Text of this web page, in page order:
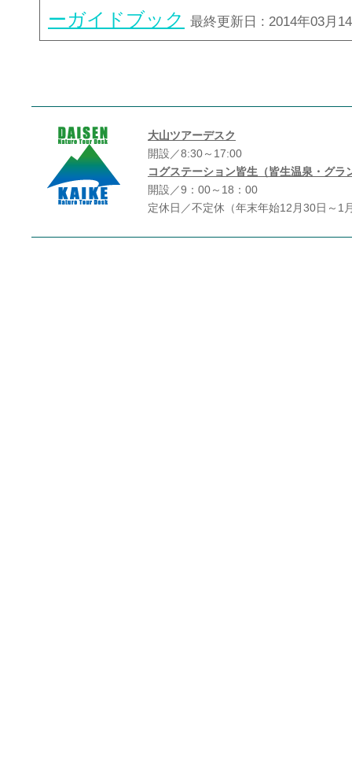
ーガイドブック 最終更新日 : 2014年03月
大山ツアーデスク
開設／8:30～17:00
コグステーション皆生（皆生温泉・グラ
開設／9：00～18：00
定休日／不定休（年末年始12月30日～1